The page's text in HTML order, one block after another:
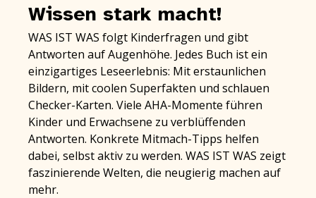
Wissen stark macht!
WAS IST WAS folgt Kinderfragen und gibt
Antworten auf Augenhöhe. Jedes Buch ist ein
einzigartiges Leseerlebnis: Mit erstaunlichen
Bildern, mit coolen Superfakten und schlauen
Checker-Karten. Viele AHA-Momente führen
Kinder und Erwachsene zu verblüffenden
Antworten. Konkrete Mitmach-Tipps helfen
dabei, selbst aktiv zu werden. WAS IST WAS zeigt
faszinierende Welten, die neugierig machen auf
mehr.